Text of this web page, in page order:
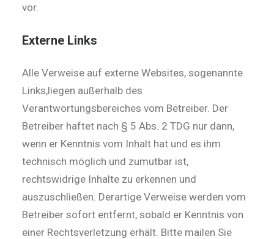
vor.
Externe Links
Alle Verweise auf externe Websites, sogenannte
Links,liegen außerhalb des
Verantwortungsbereiches vom Betreiber. Der
Betreiber haftet nach § 5 Abs. 2 TDG nur dann,
wenn er Kenntnis vom Inhalt hat und es ihm
technisch möglich und zumutbar ist,
rechtswidrige Inhalte zu erkennen und
auszuschließen. Derartige Verweise werden vom
Betreiber sofort entfernt, sobald er Kenntnis von
einer Rechtsverletzung erhält. Bitte mailen Sie